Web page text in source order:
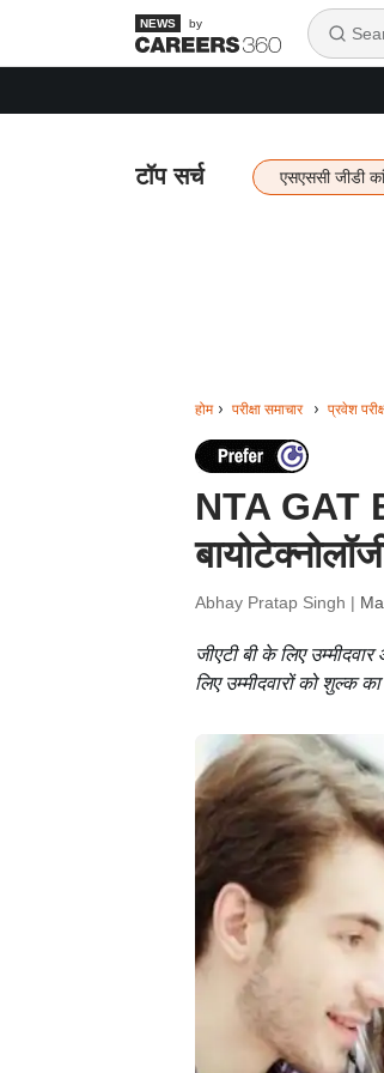
by
टॉप सर्च एसएससी जीडी
होम परीक्षा समाचार प्रवेश
NTA GAT
Abhay Pratap Singh |
जीएटी बी के लिए
लिए उम्मीदवारों को शुल्क